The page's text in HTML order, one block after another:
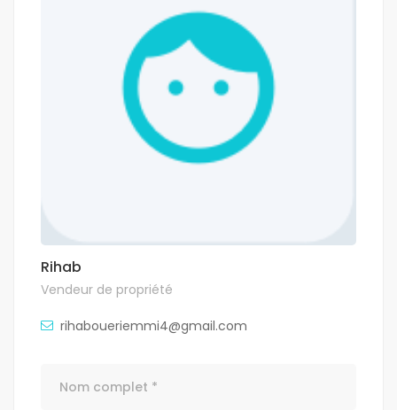
Rihab
Vendeur de propriété
rihaboueriemmi4@gmail.com